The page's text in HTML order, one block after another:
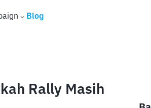
Blog
Rally Masih